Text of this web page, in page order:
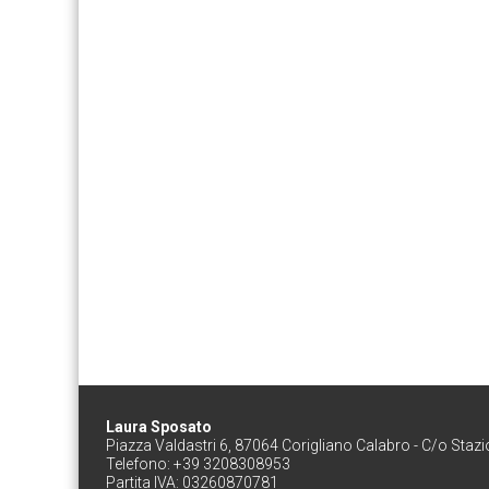
Laura Sposato
Piazza Valdastri 6, 87064 Corigliano Calabro - C/o
Telefono: +39 3208308953
Partita IVA: 03260870781